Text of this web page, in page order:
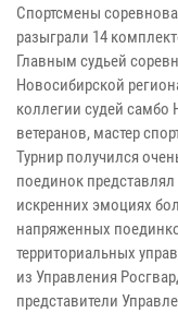
Спортсмены
разыграли 14
Главным судьей
Новосибирской
коллегии судей
ветеранов, мастер
Турнир получился
поединок
искренних эмоциях
напряженных
территориальных
из Управления
представители